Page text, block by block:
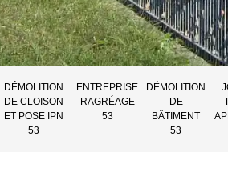
DÉMOLITION
DE CLOISON
ET POSE IPN
53
ENTREPRISE
RAGRÉAGE
53
DÉMOLITION
DE
BÂTIMENT
53